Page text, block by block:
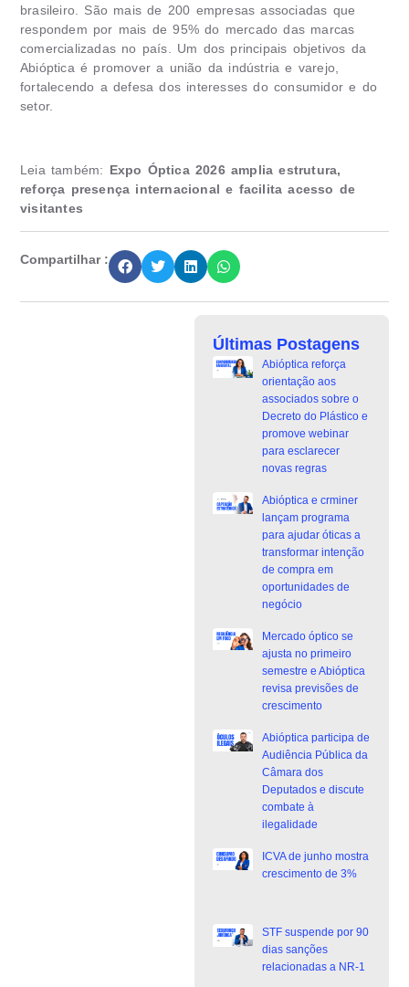
brasileiro. São mais de 200 empresas associadas que
respondem por mais de 95% do mercado das marcas
comercializadas no país. Um dos principais objetivos da
Abióptica é promover a união da indústria e varejo,
fortalecendo a defesa dos interesses do consumidor e do
setor.
Leia também: Expo Óptica 2026 amplia estrutura,
reforça presença internacional e facilita acesso de
visitantes
Compartilhar :
Últimas Postagens
Abióptica reforça
orientação aos
associados sobre o
Decreto do Plástico e
promove webinar
para esclarecer
novas regras
Abióptica e crminer
lançam programa
para ajudar óticas a
transformar intenção
de compra em
oportunidades de
negócio
Mercado óptico se
ajusta no primeiro
semestre e Abióptica
revisa previsões de
crescimento
Abióptica participa de
Audiência Pública da
Câmara dos
Deputados e discute
combate à
ilegalidade
ICVA de junho mostra
crescimento de 3%
STF suspende por 90
dias sanções
relacionadas a NR-1